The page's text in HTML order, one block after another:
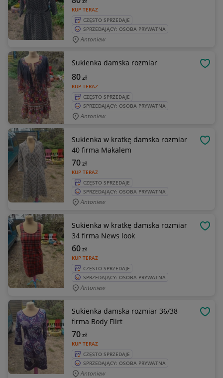
KUP TERAZ
CZĘSTO SPRZEDAJE
SPRZEDAJĄCY: OSOBA PRYWATNA
Antoniew
Sukienka damska rozmiar
KUP TERAZ
80zł
CZĘSTO SPRZEDAJE
SPRZEDAJĄCY: OSOBA PRYWATNA
Antoniew
Sukienka w kratkę damska rozmiar
40 firma Makalem
KUP TERAZ
70zł
CZĘSTO SPRZEDAJE
SPRZEDAJĄCY: OSOBA PRYWATNA
Antoniew
Sukienka w kratkę damska rozmiar
34 firma News look
KUP TERAZ
60zł
CZĘSTO SPRZEDAJE
SPRZEDAJĄCY: OSOBA PRYWATNA
Antoniew
Sukienka damska rozmiar 36/38
firma Body Flirt
KUP TERAZ
70zł
CZĘSTO SPRZEDAJE
SPRZEDAJĄCY: OSOBA PRYWATNA
Antoniew